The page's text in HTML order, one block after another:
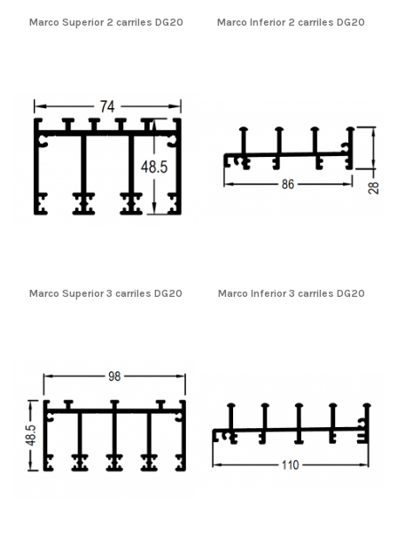
Marco Superior 2 carriles DG20 Marco Inferior 2 carriles DG20
Marco Superior 3 carriles DG20 Marco Inferior 3 carriles DG20